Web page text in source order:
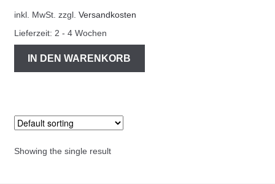
inkl. MwSt. zzgl. Versandkosten
Lieferzeit: 2 - 4 Wochen
IN DEN WARENKORB
Showing the single result